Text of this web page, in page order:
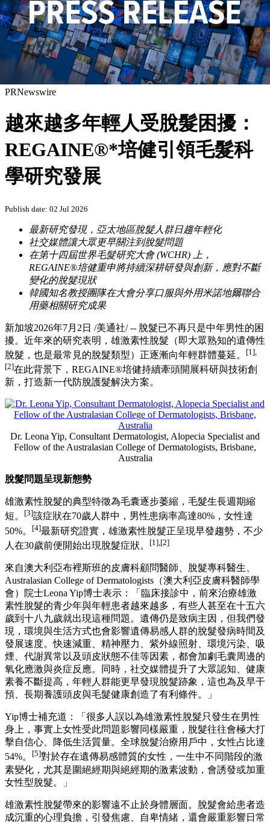
PRNewswire
越來越多年輕人受脫髮困擾：
REGAINE®*培健引領毛髮科
學研究發展
Publish date: 02 Jul 2026
最新研究發現，亞太地區脫髮人群日趨年輕化
社交媒體讓大眾更早關注到脫髮問題
在第十四屆世界毛髮研究大會(WCHR)
上，
REGAINE®培健重申將持續深耕研發與創新，應對不斷
變化的脫髮現狀
韓國知名教授團隊在大會分享口服與外用米諾地爾聯合
用藥相關研究成果
新加坡2026年7月2日 /美通社/ -- 脫髮已不再只是中年男性的困
擾。近年來的研究表明，雄激素性脫髮（即大眾熟知的遺傳性
脫髮，也是最常見的脫髮類型）正逐漸向年輕群體蔓延。
[1],
[2]在此背景下，REGAINE®培健持續牽頭開展科研與技術創
新，打造新一代防脫護髮解決方案。
Dr. Leona Yip, Consultant Dermatologist, Alopecia Specialist and
Fellow of the Australasian College of Dermatologists, Brisbane,
Australia
脫髮問題呈現新態勢
雄激素性脫髮的典型特徵為毛囊逐步萎縮，毛髮生長週期縮
短。
[3]該症狀在70歲人群中，男性患病率高達80%，女性達
50%。
[4]最新研究證實，雄激素性脫髮正呈現早發趨勢，不少
人在30歲前便開始出現脫髮症狀。
[1],[2]
來自澳大利亞布裡斯班的皮膚科顧問醫師、脫髮專科醫生、
Australasian College of Dermatologists（澳大利亞皮膚科醫師學
會）院士Leona Yip博士表示：「臨床接診中，前來治療雄激
素性脫髮的青少年與年輕患者越來越多，有些人甚至在十五六
歲到十八九歲就出現這種問題。遺傳仍是致病主因，但我們發
現，環境與生活方式也會影響遺傳易感人群的脫髮發病時間及
發展速度。快速減重、精神壓力、紫外線照射、環境污染、吸
煙、代謝異常以及頭皮狀態不佳等因素，都會加劇毛囊周邊的
氧化應激與炎症反應。同時，社交媒體提升了大眾認知、健康
素養不斷提高，年輕人群能更早發現脫髮跡象，這也為及早干
預、長期養護頭皮與毛髮健康創造了有利條件。」
Yip博士補充道：「很多人誤以為雄激素性脫髮只發生在男性
身上，事實上女性受此問題影響同樣嚴重，脫髮往往會極大打
擊自信心、降低生活質量。全球脫髮治療用戶中，女性占比達
54%。
[5]對於存在遺傳易感體質的女性，一生中不同階段的激
素變化，尤其是圍絕經期與絕經期的激素波動，會誘發或加重
女性型脫髮。」
雄激素性脫髮帶來的影響遠不止於身體層面。脫髮會給患者造
成沉重的心理負擔，引發焦慮、自卑情緒，還會嚴重影響日常